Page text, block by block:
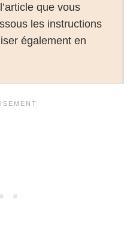
que vous
les instructions
également en